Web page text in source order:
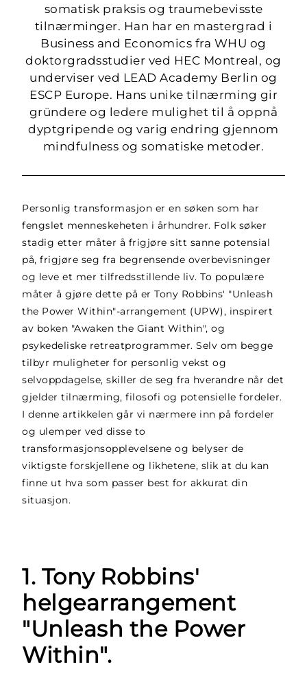
somatisk praksis og traumebevisste
tilnærminger. Han har en mastergrad i
Business and Economics fra WHU og
doktorgradsstudier ved HEC Montreal, og
underviser ved LEAD Academy Berlin og
ESCP Europe. Hans unike tilnærming gir
gründere og ledere mulighet til å oppnå
dyptgripende og varig endring gjennom
mindfulness og somatiske metoder.
Personlig transformasjon er en søken som har
fengslet menneskeheten i århundrer. Folk søker
stadig etter måter å frigjøre sitt sanne potensial
på, frigjøre seg fra begrensende overbevisninger
og leve et mer tilfredsstillende liv. To populære
måter å gjøre dette på er Tony Robbins' "Unleash
the Power Within"-arrangement (UPW), inspirert
av boken "Awaken the Giant Within", og
psykedeliske retreatprogrammer. Selv om begge
tilbyr muligheter for personlig vekst og
selvoppdagelse, skiller de seg fra hverandre når det
gjelder tilnærming, filosofi og potensielle fordeler.
I denne artikkelen går vi nærmere inn på fordeler
og ulemper ved disse to
transformasjonsopplevelsene og belyser de
viktigste forskjellene og likhetene, slik at du kan
finne ut hva som passer best for akkurat din
situasjon.
1. Tony Robbins'
helgearrangement
"Unleash the Power
Within".